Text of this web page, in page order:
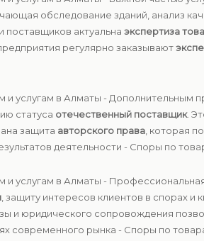
обследование зданий, анализ
поставщиков актуальна экспертиза
регулярно заказывают
и услугам в Алматы - Дополнительным
статуса отечественный поставщик.
защита авторского права , которая
деятельности - Споры по
и услугам в Алматы -
, защиту интересов клиентов в спорах и
и юридического сопровождения
современного рынка - Споры по